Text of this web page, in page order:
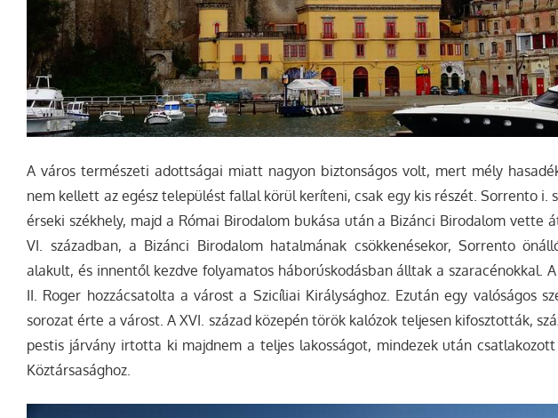
A város természeti adottságai miatt nagyon biztonságos volt, mert mély
nem kellett az egész települést fallal körül keríteni, csak egy kis részét. Sorrento i.
érseki székhely, majd a Római Birodalom bukása után a Bizánci Birodalom vette
VI. században, a Bizánci Birodalom hatalmának csökkenésekor, Sorrento
alakult, és innentől kezdve folyamatos háborúskodásban álltak a szaracénokkal. A
II. Roger hozzácsatolta a várost a Szicíliai Királysághoz. Ezután egy valóságos
sorozat érte a várost. A XVI. század közepén török kalózok teljesen kifosztották,
pestis járvány irtotta ki majdnem a teljes lakosságot, mindezek után
Köztársasághoz.